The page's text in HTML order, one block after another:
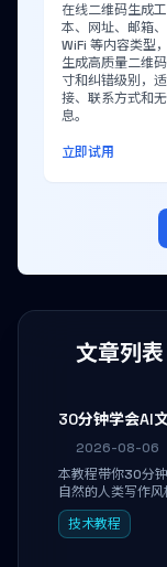
文章列表
30分钟学会AI
2026-08-06
本教程带你30分
自然的人类写作
你的内容告别AI
术博主。
技术教程
在线二维码生成
本、网址、邮箱
WiFi 等内容类型
生成高质量二维
寸和纠错级别，
接、联系方式和
息。
立即试用